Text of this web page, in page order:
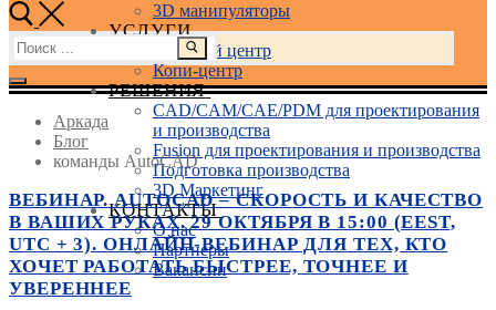
3D манипуляторы
УСЛУГИ
Учебный центр
Копи-центр
РЕШЕНИЯ
CAD/CAM/CAE/PDM для проектирования
и производства
Fusion для проектирования и производства
Подготовка производства
3D Маркетинг
КОНТАКТЫ
О нас
Партнеры
Вакансии
Найти:
Аркада
Блог
команды AutoCAD
ВЕБИНАР. AUTOCAD – СКОРОСТЬ И КАЧЕСТВО
В ВАШИХ РУКАХ. 29 ОКТЯБРЯ В 15:00 (EEST,
UTC + 3). ОНЛАЙН-ВЕБИНАР ДЛЯ ТЕХ, КТО
ХОЧЕТ РАБОТАТЬ БЫСТРЕЕ, ТОЧНЕЕ И
УВЕРЕННЕЕ